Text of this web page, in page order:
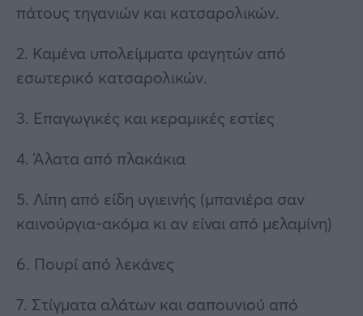
πάτους τηγανιών και κατσαρολικών.
2. Καμένα υπολείμματα φαγητών από
εσωτερικό κατσαρολικών.
3. Επαγωγικές και κεραμικές εστίες
4. Άλατα από πλακάκια
5. Λίπη από είδη υγιεινής (μπανιέρα σαν
καινούργια-ακόμα κι αν είναι από μελαμίνη)
6. Πουρί από λεκάνες
7. Στίγματα αλάτων και σαπουνιού από